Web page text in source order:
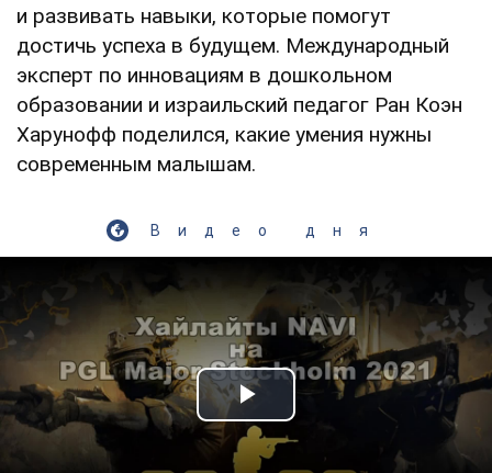
и развивать навыки, которые помогут
достичь успеха в будущем. Международный
эксперт по инновациям в дошкольном
образовании и израильский педагог Ран Коэн
Харунофф поделился, какие умения нужны
современным малышам.
Видео дня
Play Video